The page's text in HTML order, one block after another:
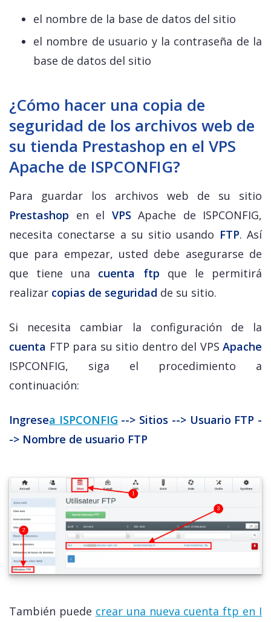
el nombre de la base de datos del sitio
el nombre de usuario y la contraseña de la
base de datos del sitio
¿Cómo hacer una copia de
seguridad de los archivos web de
su tienda Prestashop en el VPS
Apache de ISPCONFIG?
Para guardar los archivos web de su sitio
Prestashop en el VPS Apache de ISPCONFIG,
necesita conectarse a su sitio usando FTP. Así
que para empezar, usted debe asegurarse de
que tiene una cuenta ftp que le permitirá
realizar copias de seguridad de su sitio.
Si necesita cambiar la configuración de la
cuenta FTP para su sitio dentro del VPS Apache
ISPCONFIG, siga el procedimiento a
continuación:
Ingresea ISPCONFIG --> Sitios --> Usuario FTP -
-> Nombre de usuario FTP
También puede crear una nueva cuenta ftp en I